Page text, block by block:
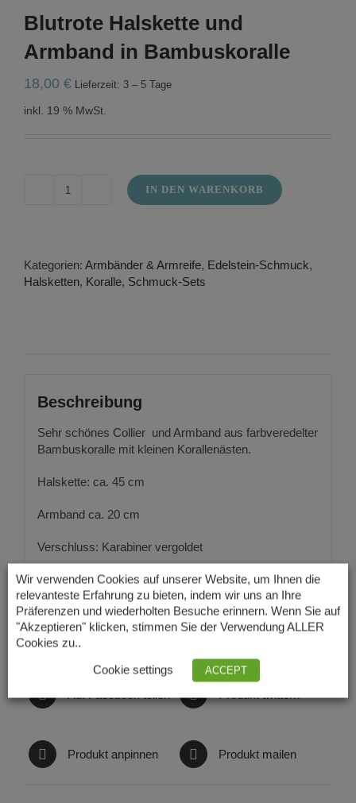
Blutrote Halskette und
Armband in Bambuskoralle
18,00 € Lieferzeit: 3 – 5 Tage
inkl. 19 % MwSt.
Blutrote
in
Bambuskoralle
IN DEN WARENKORB
Kategorien: Armbänder & Armreife, Edelstein-Schmuck,
Halsketten, Koralle, Schmuck-Sets
Beschreibung
Sehr schönes Collier und Armband aus farbveredelter
Bambuskoralle mit kleinen Korallenästen.
Halskette: ca. 45 cm
Armband ca. 20 cm
Verschluss: Karabiner vergoldet
Auf Facebook teilen Produkt twittern
Produkt anpinnen Produkt mailen
Wir verwenden Cookies auf unserer Website, um Ihnen die
relevanteste Erfahrung zu bieten, indem wir uns an Ihre
Präferenzen und wiederholten Besuche erinnern. Wenn Sie auf
"Akzeptieren" klicken, stimmen Sie der Verwendung ALLER
Cookies zu..
Cookie settings ACCEPT